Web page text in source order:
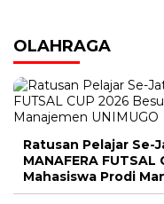
OLAHRAGA
Ratusan Pelajar Se-
MANAFERA
Mahasiswa Prodi